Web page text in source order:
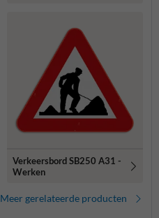
Verkeersbord SB250 A31 -
Werken
Meer gerelateerde producten